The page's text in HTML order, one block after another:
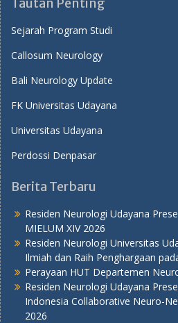
Tautan Penting
Sejarah Program Studi
Callosum Neurology
Bali Neurology Update
FK Universitas Udayana
Universitas Udayana
Perdossi Denpasar
Berita Terbaru
Residen Neurologi Udayana
MIELUM XIV 2026
Residen Neurologi Universitas
Ilmiah dan Raih Penghargaan
Perayaan HUT Departemen
Residen Neurologi Udayana
Indonesia Collaborative Neuro-
2026